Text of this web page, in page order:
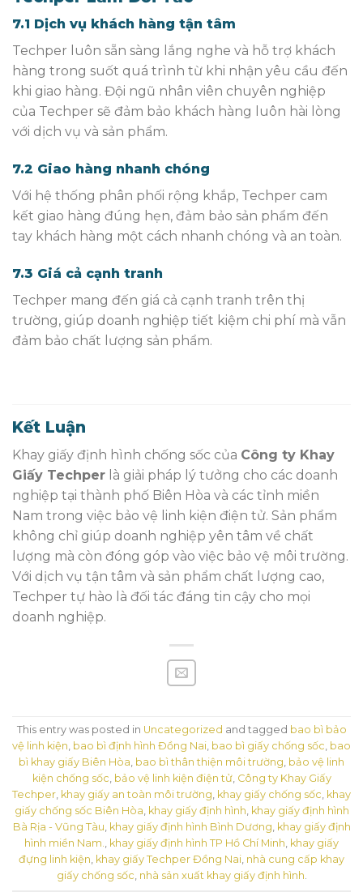
7.1 Dịch vụ khách hàng tận tâm
Techper luôn sẵn sàng lắng nghe và hỗ trợ khách
hàng trong suốt quá trình từ khi nhận yêu cầu đến
khi giao hàng. Đội ngũ nhân viên chuyên nghiệp
của Techper sẽ đảm bảo khách hàng luôn hài lòng
với dịch vụ và sản phẩm.
7.2 Giao hàng nhanh chóng
Với hệ thống phân phối rộng khắp, Techper cam
kết giao hàng đúng hẹn, đảm bảo sản phẩm đến
tay khách hàng một cách nhanh chóng và an toàn.
7.3 Giá cả cạnh tranh
Techper mang đến giá cả cạnh tranh trên thị
trường, giúp doanh nghiệp tiết kiệm chi phí mà vẫn
đảm bảo chất lượng sản phẩm.
Kết Luận
Khay giấy định hình chống sốc của Công ty Khay
Giấy Techper là giải pháp lý tưởng cho các doanh
nghiệp tại thành phố Biên Hòa và các tỉnh miền
Nam trong việc bảo vệ linh kiện điện tử. Sản phẩm
không chỉ giúp doanh nghiệp yên tâm về chất
lượng mà còn đóng góp vào việc bảo vệ môi trường.
Với dịch vụ tận tâm và sản phẩm chất lượng cao,
Techper tự hào là đối tác đáng tin cậy cho mọi
doanh nghiệp.
This entry was posted in Uncategorized and tagged bao bì bảo
vệ linh kiện, bao bì định hình Đồng Nai, bao bì giấy chống sốc, bao
bì khay giấy Biên Hòa, bao bì thân thiện môi trường, bảo vệ linh
kiện chống sốc, bảo vệ linh kiện điện tử, Công ty Khay Giấy
Techper, khay giấy an toàn môi trường, khay giấy chống sốc, khay
giấy chống sốc Biên Hòa, khay giấy định hình, khay giấy định hình
Bà Rịa - Vũng Tàu, khay giấy định hình Bình Dương, khay giấy định
hình miền Nam., khay giấy định hình TP Hồ Chí Minh, khay giấy
đựng linh kiện, khay giấy Techper Đồng Nai, nhà cung cấp khay
giấy chống sốc, nhà sản xuất khay giấy định hình.